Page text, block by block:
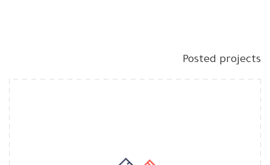
Posted projects